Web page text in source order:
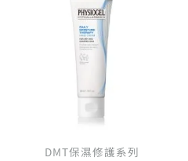
DMT保濕修護系列
始
價
格：
NT$ 450。